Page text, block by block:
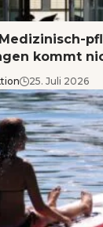
kommt
25. Juli 2026